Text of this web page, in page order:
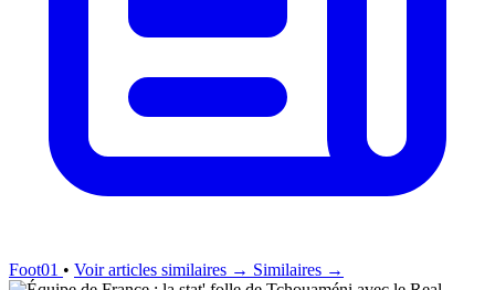
Foot01 • Voir articles similaires → Similaires →